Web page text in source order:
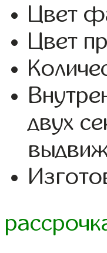
Цвет
Цвет
двух